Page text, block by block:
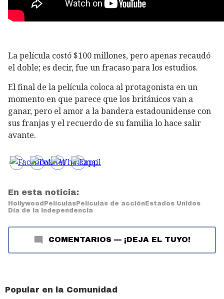
La película costó $100 millones, pero apenas recaudó
el doble; es decir, fue un fracaso para los estudios.
El final de la película coloca al protagonista en un
momento en que parece que los británicos van a
ganar, pero el amor a la bandera estadounidense con
sus franjas y el recuerdo de su familia lo hace salir
avante.
En esta noticia:
HollywoodPelículasPelículas de acciónEstados Unidos
Día de la Independencia
COMENTARIOS — ¡DEJA EL TUYO!
Popular en la Comunidad